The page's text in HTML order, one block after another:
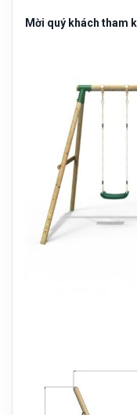
Mời quý khách tham